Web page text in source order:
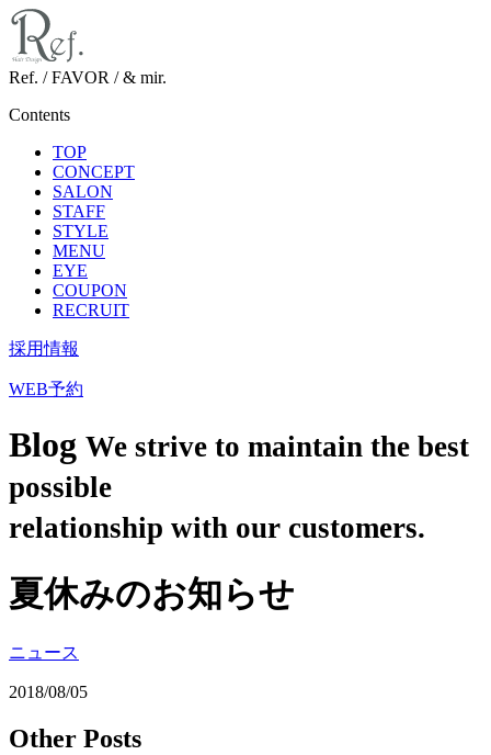
Ref. / FAVOR / & mir.
Contents
TOP
CONCEPT
SALON
STAFF
STYLE
MENU
EYE
COUPON
RECRUIT
採用情報
WEB予約
Blog We strive to maintain the best
possible
relationship with our customers.
夏休みのお知らせ
ニュース
2018/08/05
Other Posts